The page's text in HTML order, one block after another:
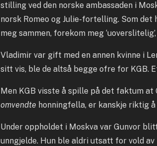
stilling ved den norske ambassaden i
norsk Romeo og Julie-fortelling. Som
meg sammen, forekom meg
Vladimir var gift med en annen kvinne i
sitt vis, ble de altså begge ofre for KGB.
Men KGB visste å spille på det faktum
omvendte honningfella, er kanskje riktig
Under oppholdet i Moskva var Gunvor
unngjelde. Hun ble aldri utsatt for vold